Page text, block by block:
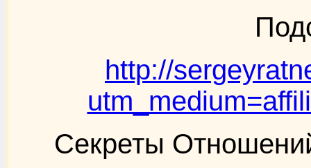
http://
Секреты